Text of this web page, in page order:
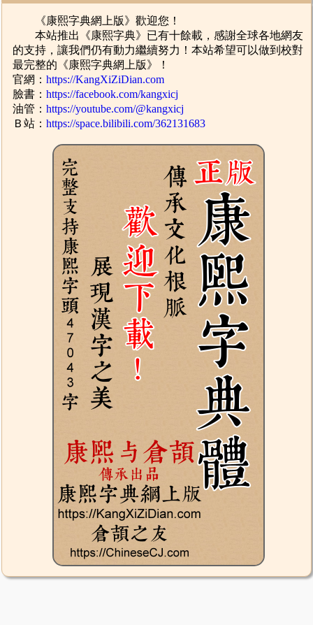
《康熙字典網上版》歡迎您！
本站推出《康熙字典》已有十餘載，感謝全球各地網友
的支持，讓我們仍有動力繼續努力！本站希望可以做到校對
最完整的《康熙字典網上版》！
官網：https://KangXiZiDian.com
臉書：https://facebook.com/kangxicj
油管：https://youtube.com/@kangxicj
Ｂ站：https://space.bilibili.com/362131683